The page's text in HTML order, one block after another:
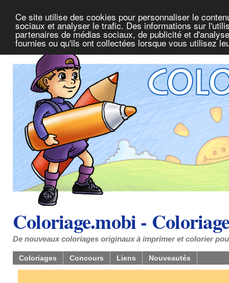
Ce site utilise des cookies pour personnaliser le
sociaux et analyser le trafic. Des informations sur
partenaires de médias sociaux, de publicité et
fournies ou qu'ils ont collectées lorsque vous utilisez
Coloriage.mobi -
De nouveaux coloriages originaux à imprimer et colorier
Coloriages Concours Liens Nouveautés